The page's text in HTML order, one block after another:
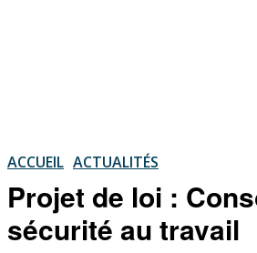
ACCUEIL ACTUALITÉS
Projet de loi :
sécurité au travail